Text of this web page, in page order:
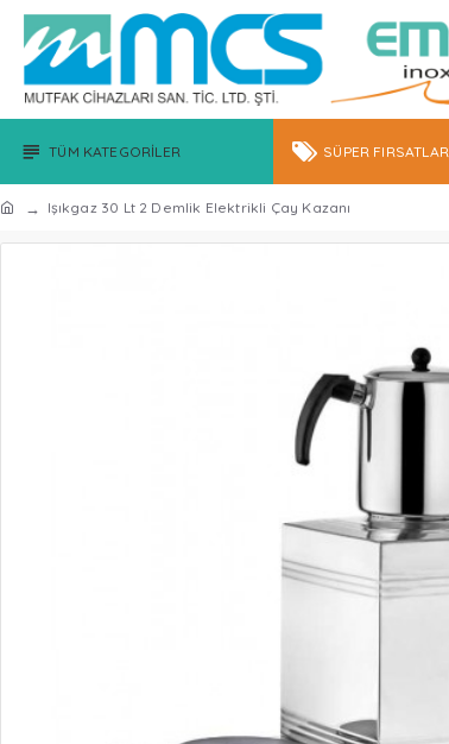
TÜM KATEGORILER SÜPER FIRSATLAR
Işıkgaz 30 Lt 2 Demlik Elektrikli Çay Kazanı